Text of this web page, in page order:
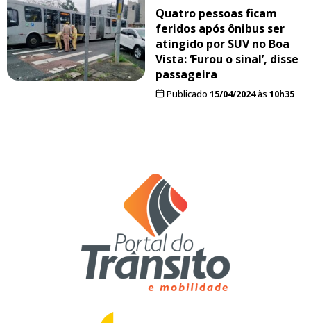
Quatro pessoas ficam
feridos após ônibus ser
atingido por SUV no Boa
Vista: ‘Furou o sinal’, disse
passageira
Publicado 15/04/2024às 10h35